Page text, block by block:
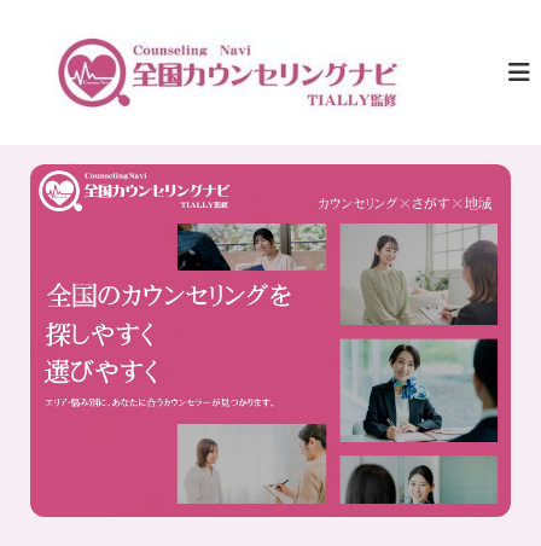
リ
ン
グ
ナ
ビ
｜
T
A
L
な
た
め
に
。
全
国
の
カ
ウ
セ
リ
情